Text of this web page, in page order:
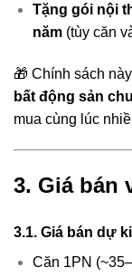
Tặng gói nội
năm(tùy căn
🎁 Chính sách
bất động sản
mua cùng lúc
3. Giá bán
3.1. Giá bán dự
Căn 1PN